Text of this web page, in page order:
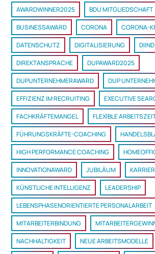
AWARDWINNER2025 BDU MITGLIEDSCHAFT
BUSINESSAWARD CORONA CORONA-
DATENSCHUTZ DIGITALISIERUNG DIIND
DIREKTANSPRACHE DUPAWARD2025
DUPUNTERNEHMERAWARD DUP
EFFIZIENZ IM RECRUITING EXECUTIVE
FACHKRÄFTEMANGEL FLEXIBLE
FÜHRUNGSKRÄFTE-COACHING
HIGH PERFORMANCE COACHING
INNOVATIONAWARD JUBILÄUM
KÜNSTLICHE INTELLIGENZ LEADERSHIP
LEBENSPHASENORIENTIERTE PERSONALARBEIT
MITARBEITERBINDUNG
NACHHALTIGKEIT NEUE ARBEITSMODELLE